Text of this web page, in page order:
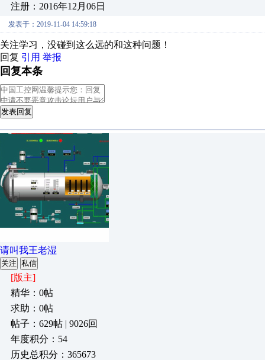
注册：2016年12月06日
发表于：2019-11-04 14:59:18
关注学习，没碰到这么远的和这种问题！
回复 引用 举报
回复本条
发表回复
请叫我王老湿
关注 私信
[版主]
精华：0帖
求助：0帖
帖子：629帖 | 9026回
年度积分：54
历史总积分：365673